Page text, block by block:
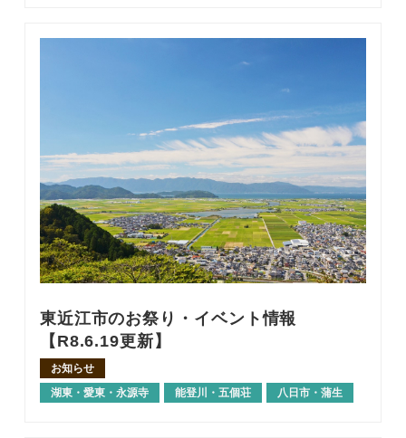
東近江市のお祭り・イベント情報
【R8.6.19更新】
お知らせ
湖東・愛東・永源寺
能登川・五個荘 八日市・蒲生